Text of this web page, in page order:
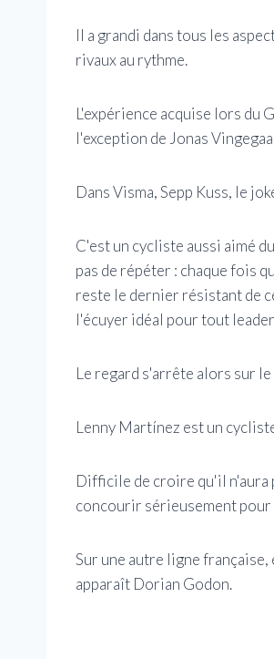
Il a grandi dans tous les
rivaux au rythme.
L'expérience acquise lors du
l'exception de Jonas
Dans Visma, Sepp Kuss, le
C'est un cycliste aussi aimé
pas de répéter : chaque fois
reste le dernier résistant de
l'écuyer idéal pour tout
Le regard s'arrête alors sur
Lenny Martínez est un
Difficile de croire qu'il n'aura
concourir sérieusement pour
Sur une autre ligne
apparaît Dorian Godon.